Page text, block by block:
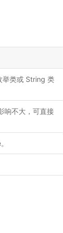
举类或 String 类
响不大，可直接